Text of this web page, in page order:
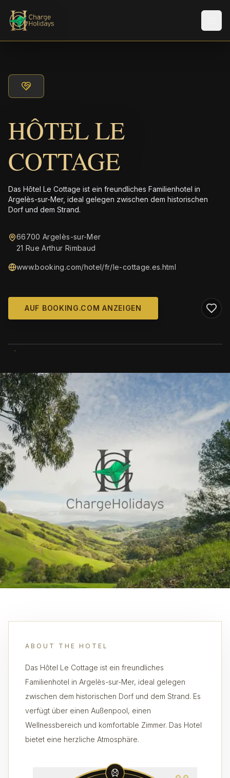
HÔTEL LE
COTTAGE
Das Hôtel Le Cottage ist ein freundliches Familienhotel in
Argelès-sur-Mer, ideal gelegen zwischen dem historischen
Dorf und dem Strand.
66700 Argelès-sur-Mer
21 Rue Arthur Rimbaud
www.booking.com/hotel/fr/le-cottage.es.html
AUF BOOKING.COM ANZEIGEN
ABOUT THE HOTEL
Das Hôtel Le Cottage ist ein freundliches
Familienhotel in Argelès-sur-Mer, ideal gelegen
zwischen dem historischen Dorf und dem Strand. Es
verfügt über einen Außenpool, einen
Wellnessbereich und komfortable Zimmer. Das Hotel
bietet eine herzliche Atmosphäre.